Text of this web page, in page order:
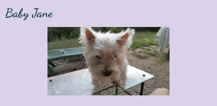
Baby Jane